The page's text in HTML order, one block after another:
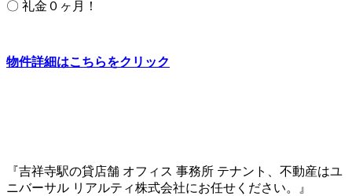
〇 礼金０ヶ月！
物件詳細はこちらをクリック
『吉祥寺駅の貸店舗 オフィス 事務所 テナント、不動産はユ
ニバーサル リアルティ株式会社にお任せください。』